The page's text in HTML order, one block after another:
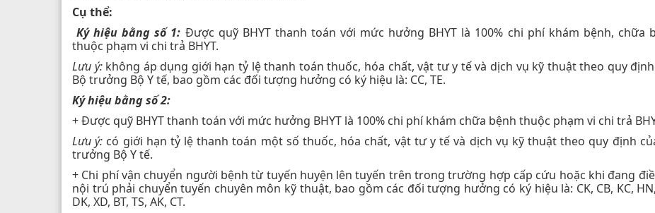
Cụ thể:
Ký hiệu bằng số 1: Được quỹ BHYT thanh toán với mức hưởng BHYT là 100% chi phí khám bệnh, chữa
thuộc phạm vi chi trả BHYT.
Lưu ý: không áp dụng giới hạn tỷ lệ thanh toán thuốc, hóa chất, vật tư y tế và dịch vụ kỹ thuật theo quy
Bộ trưởng Bộ Y tế, bao gồm các đối tượng hưởng có ký hiệu là: CC, TE.
Ký hiệu bằng số 2:
+ Được quỹ BHYT thanh toán với mức hưởng BHYT là 100% chi phí khám chữa bệnh thuộc phạm vi chi trả
Lưu ý: có giới hạn tỷ lệ thanh toán một số thuốc, hóa chất, vật tư y tế và dịch vụ kỹ thuật theo quy định
trưởng Bộ Y tế.
+ Chi phí vận chuyển người bệnh từ tuyến huyện lên tuyến trên trong trường hợp cấp cứu hoặc khi đang
nội trú phải chuyển tuyến chuyên môn kỹ thuật, bao gồm các đối tượng hưởng có ký hiệu là: CK, CB, KC,
DK, XD, BT, TS, AK, CT.